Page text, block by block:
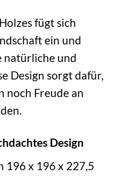
fügt sich
ein und
natürliche und
Design sorgt dafür,
noch Freude an
Design
196 x 196 x 227,5